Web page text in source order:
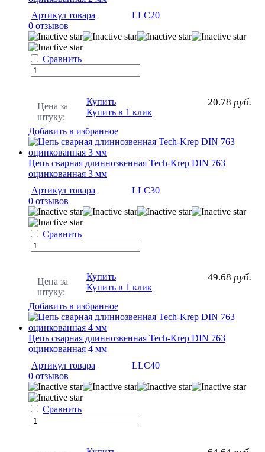
Артикул товара
LLC20
0 отзывов
Сравнить
Цена за
штуку:
20.78 руб.
Купить
Купить в 1 клик
Добавить в избранное
Цепь сварная длиннозвенная Tech-Krep DIN 763
оцинкованная 3 мм
Артикул товара
LLC30
0 отзывов
Сравнить
Цена за
штуку:
49.68 руб.
Купить
Купить в 1 клик
Добавить в избранное
Цепь сварная длиннозвенная Tech-Krep DIN 763
оцинкованная 4 мм
Артикул товара
LLC40
0 отзывов
Сравнить